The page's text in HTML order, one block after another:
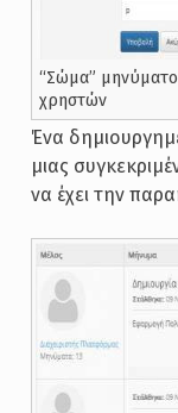
“Σώμα”
χρηστών
Ένα
μιας
να έχει την